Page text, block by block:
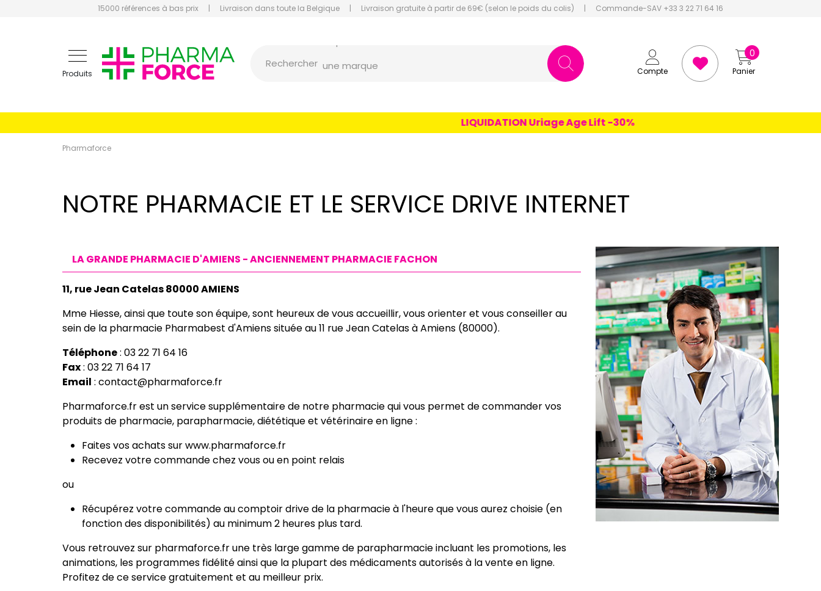
15000 références à bas prix | Livraison dans toute la Belgique | Livraison gratuite à partir de 69€ (selon le poids du colis) | Commande-SAV +33 3 22 71 64 16
Produits
Pharmaforce Grande Pharmacie Amiens Fachon
Compte Panier
0
Rechercher une marque
un produit
une marque
LIQUIDATION Uriage Age Lift -30%
Pharmaforce
NOTRE PHARMACIE ET LE SERVICE DRIVE INTERNET
LA GRANDE PHARMACIE D'AMIENS - ANCIENNEMENT PHARMACIE FACHON
11, rue Jean Catelas 80000 AMIENS
Mme Hiesse, ainsi que toute son équipe, sont heureux de vous accueillir, vous orienter et vous conseiller au
sein de la pharmacie Pharmabest d'Amiens située au 11 rue Jean Catelas à Amiens (80000).
Téléphone: 03 22 71 64 16
Fax: 03 22 71 64 17
Email : contact@pharmaforce.fr
Pharmaforce.fr est un service supplémentaire de notre pharmacie qui vous permet de commander vos
produits de pharmacie, parapharmacie, diététique et vétérinaire en ligne :
Faites vos achats sur www.pharmaforce.fr
Recevez votre commande chez vous ou en point relais
ou
Récupérez votre commande au comptoir drive de la pharmacie à l'heure que vous aurez choisie (en
fonction des disponibilités) au minimum 2 heures plus tard.
Vous retrouvez sur pharmaforce.fr une très large gamme de parapharmacie incluant les promotions, les
animations, les programmes fidélité ainsi que la plupart des médicaments autorisés à la vente en ligne.
Profitez de ce service gratuitement et au meilleur prix.